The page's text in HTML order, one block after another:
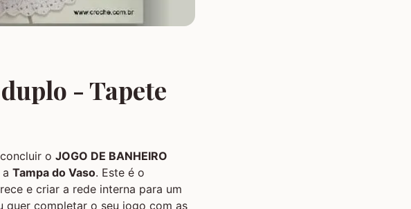
- Tapete
o JOGO DE BANHEIRO
Tampa do Vaso. Este é o
e criar a rede interna para um
completar o seu jogo com as